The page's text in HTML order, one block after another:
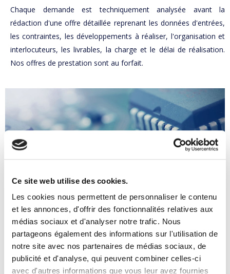
Ce site web utilise des cookies.
Les cookies nous permettent de personnaliser le contenu
et les annonces, d'offrir des fonctionnalités relatives aux
médias sociaux et d'analyser notre trafic. Nous
partageons également des informations sur l'utilisation de
notre site avec nos partenaires de médias sociaux, de
publicité et d'analyse, qui peuvent combiner celles-ci
avec d'autres informations que vous leur avez fournies
Chaque demande est techniquement analysée avant la
rédaction d'une offre détaillée reprenant les données d'entrées,
les contraintes, les développements à réaliser, l'organisation et
interlocuteurs, les livrables, la charge et le délai de réalisation.
Nos offres de prestation sont au forfait.
Pourquoi utiliser les
standards IPC ?
La prise en compte et la maîtrise des standards IPC permet, non
seulement de maîtriser la qualité, la fiabilité, le rendement en
production mais aussi les coûts selon un référentiel identifié par